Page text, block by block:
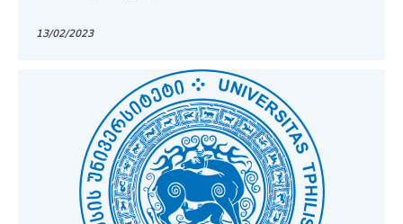
13/02/2023